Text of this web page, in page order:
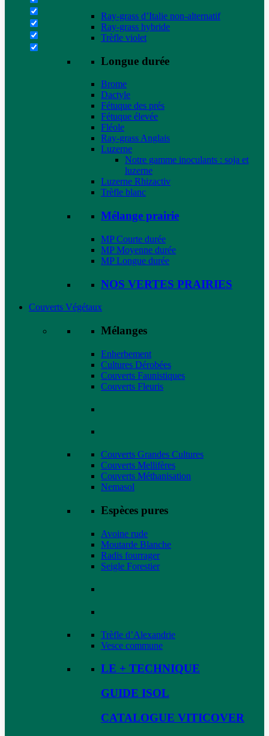
Ray-grass d’Italie non-alternatif
Ray-grass hybride
Trèfle violet
Longue durée
Brome
Dactyle
Fétuque des prés
Fétuque élevée
Fléole
Ray-grass Anglais
Luzerne
Notre gamme inoculants : soja et
luzerne
Luzerne Rhizactiv
Trèfle blanc
Mélange prairie
MP Courte durée
MP Moyenne durée
MP Longue durée
NOS VERTES PRAIRIES
Couverts Végétaux
Mélanges
Enherbement
Cultures Dérobées
Couverts Faunistiques
Couverts Fleuris
Couverts Grandes Cultures
Couverts Mellifères
Couverts Méthanisation
Nemasol
Espèces pures
Avoine rude
Moutarde Blanche
Radis fourrager
Seigle Forestier
Trèfle d’Alexandrie
Vesce commune
LE + TECHNIQUE
GUIDE ISOL
CATALOGUE VITICOVER